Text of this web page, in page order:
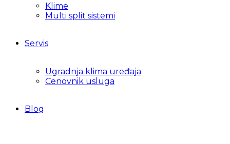
Klime
Multi split sistemi
Servis
Ugradnja klima uređaja
Cenovnik usluga
Blog